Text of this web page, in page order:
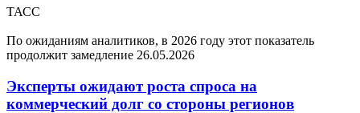
ТАСС
По ожиданиям аналитиков, в 2026 году этот показатель
продолжит замедление 26.05.2026
Эксперты ожидают роста спроса на
коммерческий долг со стороны регионов